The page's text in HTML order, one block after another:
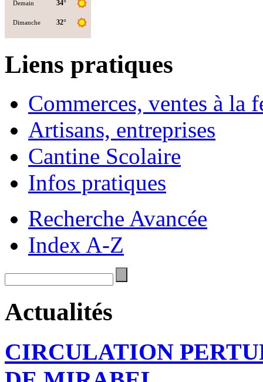
Liens pratiques
Commerces, ventes à la
Artisans, entreprises
Cantine Scolaire
Infos pratiques
Recherche Avancée
Index A-Z
Actualités
CIRCULATION